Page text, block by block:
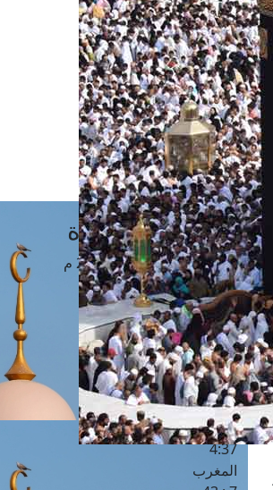
استعلام عن فتوى
حجز موعد
الفتوى الهاتفية
مَواقِيتُ الصَّـــلاة
القاهرة · 08 أغسطس 2026 م
الفجر
4 :42
الشروق
6 :18
الظهر
1 : 1
العصر
4:37
المغرب